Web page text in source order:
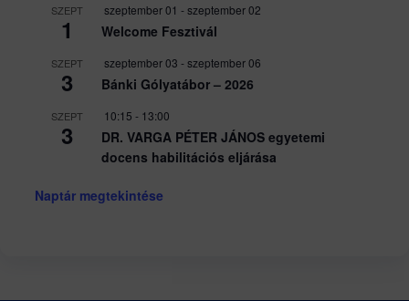
SZEPT
1
szeptember 01 -szeptember 02
Welcome Fesztivál
SZEPT
3
szeptember 03 -szeptember 06
Bánki Gólyatábor – 2026
SZEPT
3
10:15 - 13:00
DR. VARGA PÉTER JÁNOS egyetemi
docens habilitációs eljárása
Naptár megtekintése